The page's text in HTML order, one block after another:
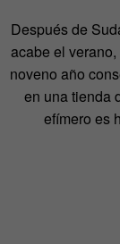
Después de
acabe el
noveno año
en una tienda
efímero es